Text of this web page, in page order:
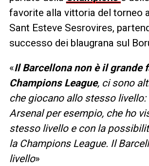
favorite alla vittoria del torneo
Sant Esteve Sesrovires,
successo dei blaugrana sul
«Il Barcellona non è il grande
Champions League, ci sono
che giocano allo stesso livello:
Arsenal per esempio, che ho
stesso livello e con la
la Champions League. Il
livello»